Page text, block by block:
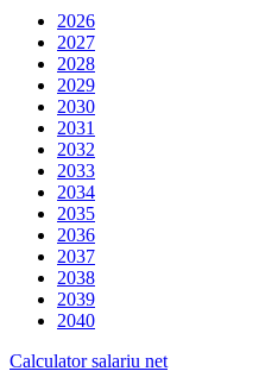
2026
2027
2028
2029
2030
2031
2032
2033
2034
2035
2036
2037
2038
2039
2040
Calculator salariu net